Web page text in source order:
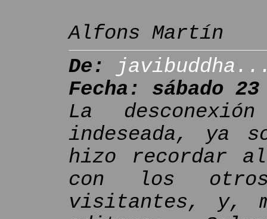
Alfons Martín
De:
Fecha: sábado
La
indeseada, ya
hizo recordar
con los
visitantes, y,